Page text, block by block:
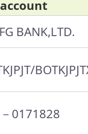
BANK,LTD.
0171828